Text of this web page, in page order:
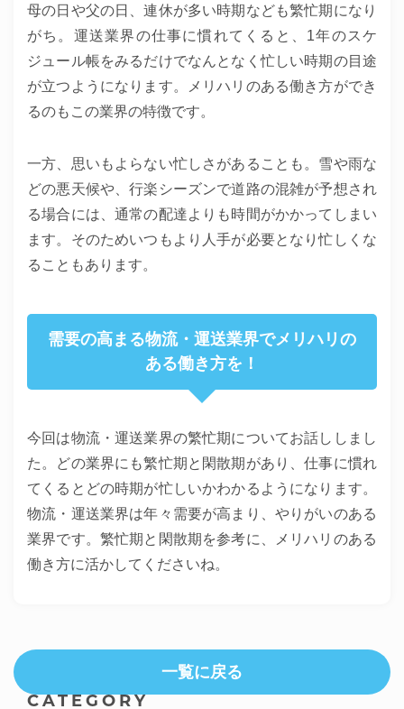
母の日や父の日、連休が多い時期なども繁忙期になり
がち。運送業界の仕事に慣れてくると、1年のスケ
ジュール帳をみるだけでなんとなく忙しい時期の目途
が立つようになります。メリハリのある働き方ができ
るのもこの業界の特徴です。
一方、思いもよらない忙しさがあることも。雪や雨な
どの悪天候や、行楽シーズンで道路の混雑が予想され
る場合には、通常の配達よりも時間がかかってしまい
ます。そのためいつもより人手が必要となり忙しくな
ることもあります。
需要の高まる物流・運送業界でメリハリの
ある働き方を！
今回は物流・運送業界の繁忙期についてお話ししまし
た。どの業界にも繁忙期と閑散期があり、仕事に慣れ
てくるとどの時期が忙しいかわかるようになります。
物流・運送業界は年々需要が高まり、やりがいのある
業界です。繁忙期と閑散期を参考に、メリハリのある
働き方に活かしてくださいね。
一覧に戻る
CATEGORY